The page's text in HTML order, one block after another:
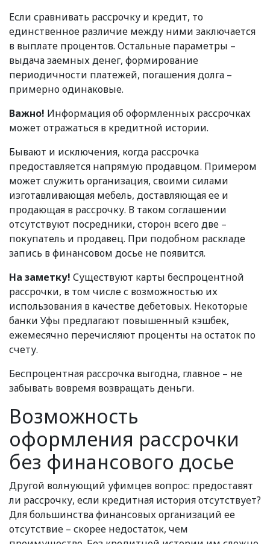
Если сравнивать рассрочку и кредит, то
единственное различие между ними заключается
в выплате процентов. Остальные параметры –
выдача заемных денег, формирование
периодичности платежей, погашения долга –
примерно одинаковые.
Важно! Информация об оформленных рассрочках
может отражаться в кредитной истории.
Бывают и исключения, когда рассрочка
предоставляется напрямую продавцом. Примером
может служить организация, своими силами
изготавливающая мебель, доставляющая ее и
продающая в рассрочку. В таком соглашении
отсутствуют посредники, сторон всего две –
покупатель и продавец. При подобном раскладе
запись в финансовом досье не появится.
На заметку! Существуют карты беспроцентной
рассрочки, в том числе с возможностью их
использования в качестве дебетовых. Некоторые
банки Уфы предлагают повышенный кэшбек,
ежемесячно перечисляют проценты на остаток по
счету.
Беспроцентная рассрочка выгодна, главное – не
забывать вовремя возвращать деньги.
Возможность
оформления рассрочки
без финансового досье
Другой волнующий уфимцев вопрос: предоставят
ли рассрочку, если кредитная история отсутствует?
Для большинства финансовых организаций ее
отсутствие – скорее недостаток, чем